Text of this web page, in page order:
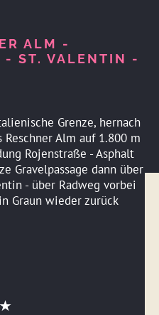
ALM -
- ST. VALENTIN -
Grenze, hernach
Alm auf 1.800 m
Rojenstraße - Asphalt
Gravelpassage dann über
- über Radweg vorbei
Graun wieder zurück